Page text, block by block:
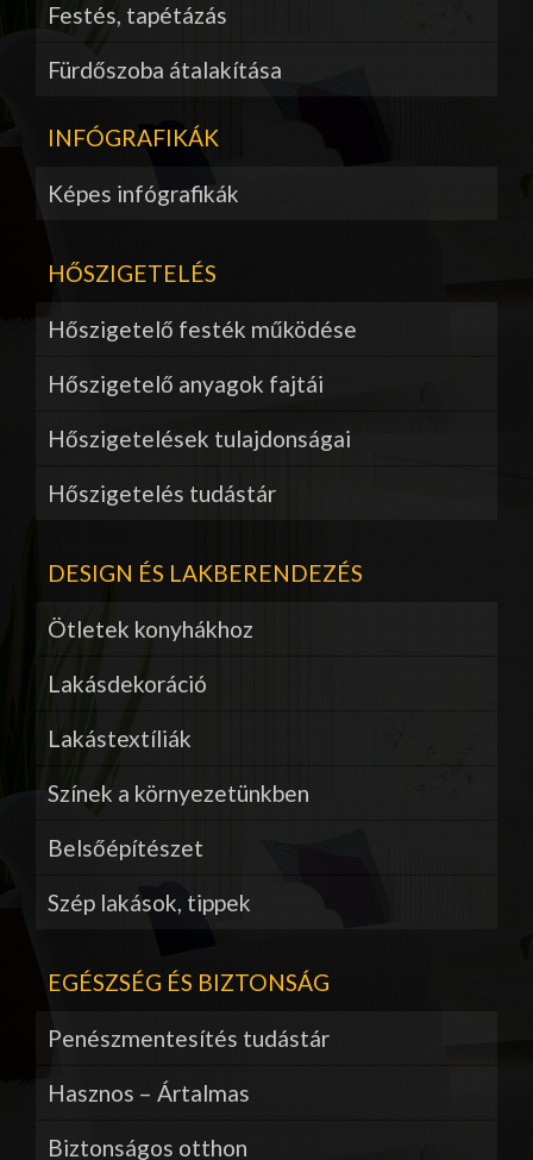
Festés, tapétázás
Fürdőszoba átalakítása
INFÓGRAFIKÁK
Képes infógrafikák
HŐSZIGETELÉS
Hőszigetelő festék működése
Hőszigetelő anyagok fajtái
Hőszigetelések tulajdonságai
Hőszigetelés tudástár
DESIGN ÉS LAKBERENDEZÉS
Ötletek konyhákhoz
Lakásdekoráció
Lakástextíliák
Színek a környezetünkben
Belsőépítészet
Szép lakások, tippek
EGÉSZSÉG ÉS BIZTONSÁG
Penészmentesítés tudástár
Hasznos – Ártalmas
Biztonságos otthon